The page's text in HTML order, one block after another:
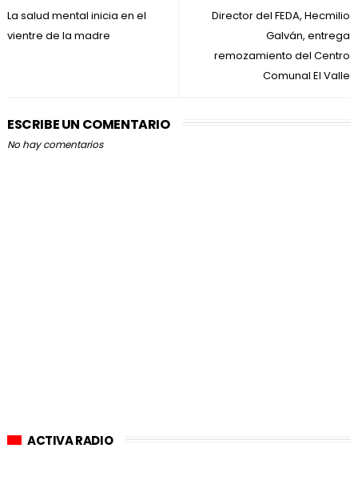
Director del FEDA, Hecmilio
Galván, entrega
remozamiento del Centro
Comunal El Valle
La salud mental inicia en el
vientre de la madre
ESCRIBE UN COMENTARIO
No hay comentarios
ACTIVA RADIO